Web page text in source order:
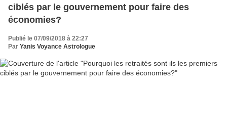
ciblés par le gouvernement pour faire des
économies?
Publié le 07/09/2018 à 22:27
Par Yanis Voyance Astrologue